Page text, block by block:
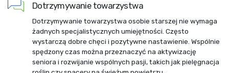
Dotrzymywanie towarzystwa
Dotrzymywanie towarzystwa osobie starszej nie wymaga
żadnych specjalistycznych umiejętności. Często
wystarczą dobre chęci i pozytywne nastawienie. Wspólnie
spędzony czas można przeznaczyć na aktywizację
seniora i rozwijanie wspólnych pasji, takich jak pielęgnacja